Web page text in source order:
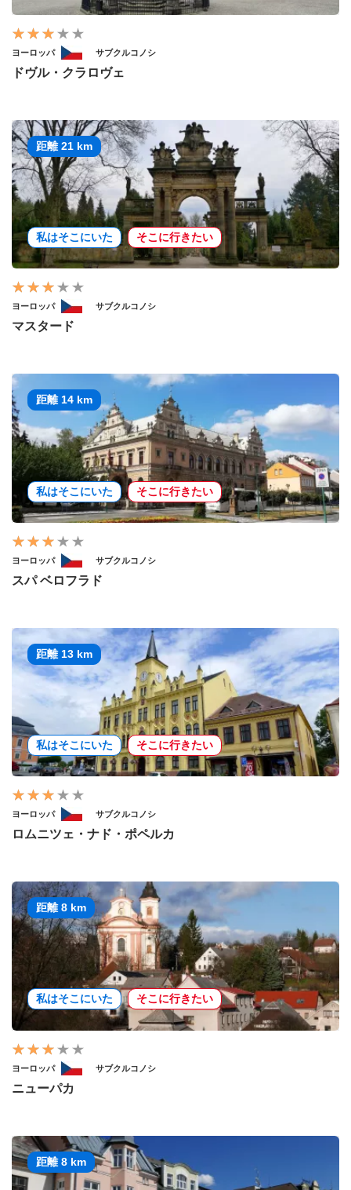
ヨーロッパ サブクルコノシ
ドヴル・クラロヴェ
距離 21 km
私はそこにいた そこに行きたい
ヨーロッパ サブクルコノシ
マスタード
距離 14 km
私はそこにいた そこに行きたい
ヨーロッパ サブクルコノシ
スパ ベロフラド
距離 13 km
私はそこにいた そこに行きたい
ヨーロッパ サブクルコノシ
ロムニツェ・ナド・ポペルカ
距離 8 km
私はそこにいた そこに行きたい
ヨーロッパ サブクルコノシ
ニューパカ
距離 8 km